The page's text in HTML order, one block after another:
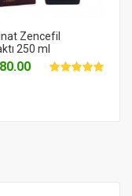
Zencefil
250 ml